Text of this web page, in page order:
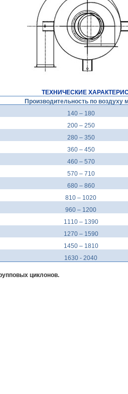
ТЕХНИЧЕСКИЕ
Производительность по воздуху
140 – 180
200 – 250
280 – 350
360 – 450
460 – 570
570 – 710
680 – 860
810 – 1020
960 – 1200
1110 – 1390
1270 – 1590
1450 – 1810
1630 - 2040
циклонов.